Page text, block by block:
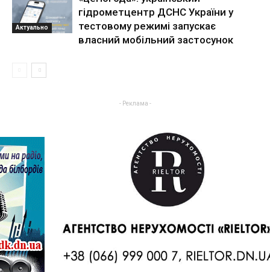
Актуально
гідрометцентр ДСНС України у
тестовому режимі запускає
власний мобільний застосунок
- Реклама -